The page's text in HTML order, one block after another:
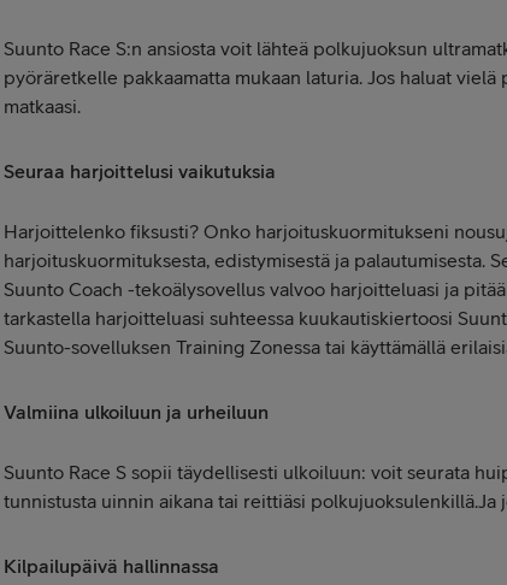
Suunto Race S:n ansiosta voit lähteä polkujuoksun
pyöräretkelle pakkaamatta mukaan laturia. Jos haluat
matkaasi.
Seuraa harjoittelusi vaikutuksia
Harjoittelenko fiksusti? Onko harjoituskuormitukseni
harjoituskuormituksesta, edistymisestä ja palautumisesta.
Suunto Coach -tekoälysovellus valvoo harjoitteluasi ja
tarkastella harjoitteluasi suhteessa kuukautiskiertoosi
Suunto-sovelluksen Training Zonessa tai käyttämällä
Valmiina ulkoiluun ja urheiluun
Suunto Race S sopii täydellisesti ulkoiluun: voit seurata
tunnistusta uinnin aikana tai reittiäsi
Kilpailupäivä hallinnassa